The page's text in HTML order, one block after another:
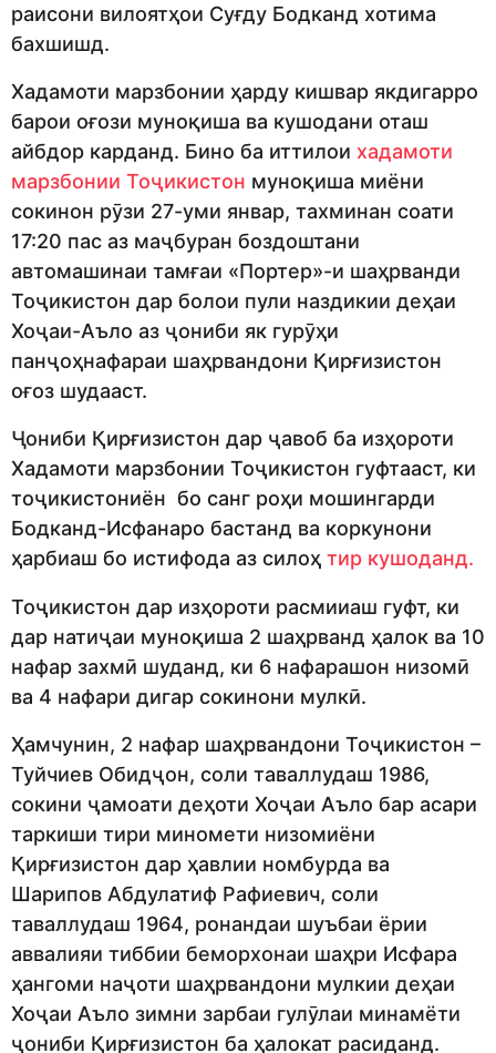
раисони вилоятҳои Суғду Бодканд хотима
бахшишд.
Хадамоти марзбонии ҳарду кишвар якдигарро
барои оғози муноқиша ва кушодани оташ
айбдор карданд. Бино ба иттилои хадамоти
марзбонии Тоҷикистон муноқиша миёни
сокинон рӯзи 27-уми январ, тахминан соати
17:20 пас аз маҷбуран боздоштани
автомашинаи тамғаи «Портер»-и шаҳрванди
Тоҷикистон дар болои пули наздикии деҳаи
Хоҷаи-Аъло аз ҷониби як гурӯҳи
панҷоҳнафараи шаҳрвандони Қирғизистон
оғоз шудааст.
Ҷониби Қирғизистон дар ҷавоб ба изҳороти
Хадамоти марзбонии Тоҷикистон гуфтааст, ки
тоҷикистониён бо санг роҳи мошингарди
Бодканд-Исфанаро бастанд ва коркунони
ҳарбиаш бо истифода аз силоҳ тир кушоданд.
Тоҷикистон дар изҳороти расмииаш гуфт, ки
дар натиҷаи муноқиша 2 шаҳрванд ҳалок ва 10
нафар захмӣ шуданд, ки 6 нафарашон низомӣ
ва 4 нафари дигар сокинони мулкӣ.
Ҳамчунин, 2 нафар шаҳрвандони Тоҷикистон –
Туйчиев Обидҷон, соли таваллудаш 1986,
сокини ҷамоати деҳоти Хоҷаи Аъло бар асари
таркиши тири миномети низомиёни
Қирғизистон дар ҳавлии номбурда ва
Шарипов Абдулатиф Рафиевич, соли
таваллудаш 1964, ронандаи шуъбаи ёрии
аввалияи тиббии беморхонаи шаҳри Исфара
ҳангоми наҷоти шаҳрвандони мулкии деҳаи
Хоҷаи Аъло зимни зарбаи гулӯлаи минамёти
ҷониби Қирғизистон ба ҳалокат расиданд.